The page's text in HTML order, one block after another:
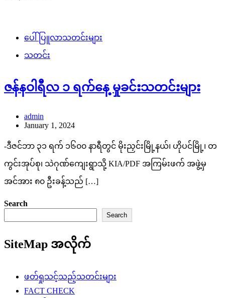
ပေါ်ပြူလာသတင်းများ
သတင်း
ဇန်နဝါရီလ ၁ ရက်နေ့ မှုခင်းသတင်းများ
admin
January 1, 2024
-ဒီဇင်ဘာ ၃၁ ရက် ၁၆၀၀ နာရီတွင် မိုးညှင်းမြို့နယ်၊ ဟိုပင်မြို့၊ တ
ကွင်းအုပ်စု၊ သဲဂုဏ်ကျေးရွာသို့ KIA/PDF အကြမ်းဖက် အဖွဲ့မှ
အင်အား ၈၀ ဦးခန့်သည် […]
Search
Search
SiteMap အလိုက်
ဖတ်ရှုသင့်သည့်သတင်းများ
FACT CHECK